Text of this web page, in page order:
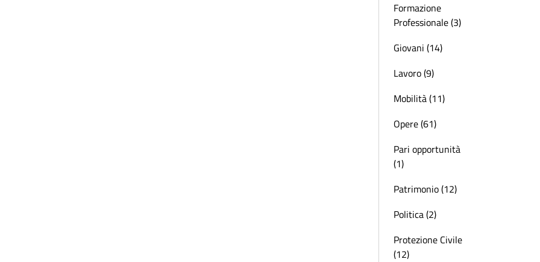
Formazione
Professionale (3)
Giovani (14)
Lavoro (9)
Mobilità (11)
Opere (61)
Pari opportunità
(1)
Patrimonio (12)
Politica (2)
Protezione Civile
(12)